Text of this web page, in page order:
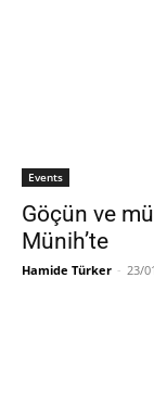
Events
Göçün ve
Münih’te
Hamide Türker - 23/